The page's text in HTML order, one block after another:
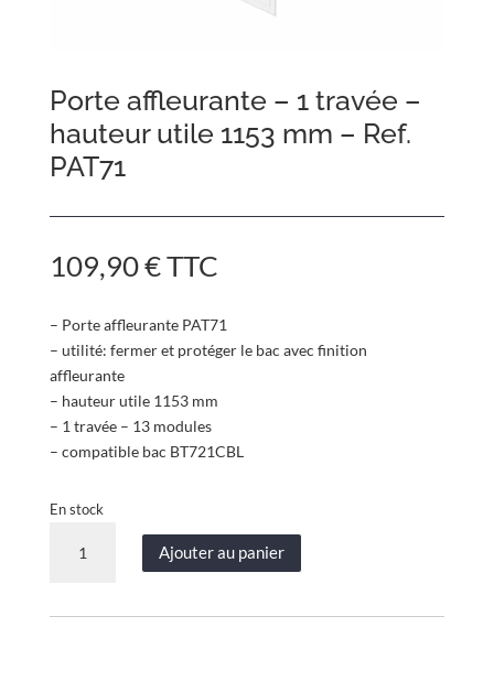
Porte affleurante – 1 travée –
hauteur utile 1153 mm – Ref.
PAT71
109,90€TTC
– Porte affleurante PAT71
– utilité: fermer et protéger le bac avec finition
affleurante
– hauteur utile 1153 mm
– 1 travée – 13 modules
– compatible bac BT721CBL
En stock
Ajouter au panier